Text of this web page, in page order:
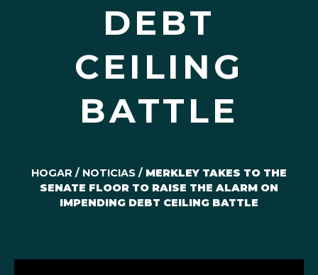
DEBT
CEILING
BATTLE
HOGAR / NOTICIAS / MERKLEY TAKES TO THE
SENATE FLOOR TO RAISE THE ALARM ON
IMPENDING DEBT CEILING BATTLE